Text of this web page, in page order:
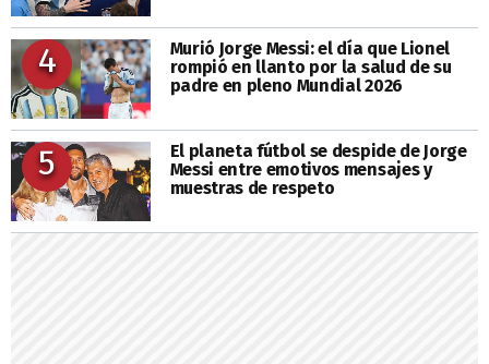
4
Murió Jorge Messi: el día que Lionel
rompió en llanto por la salud de su
padre en pleno Mundial 2026
5
El planeta fútbol se despide de Jorge
Messi entre emotivos mensajes y
muestras de respeto